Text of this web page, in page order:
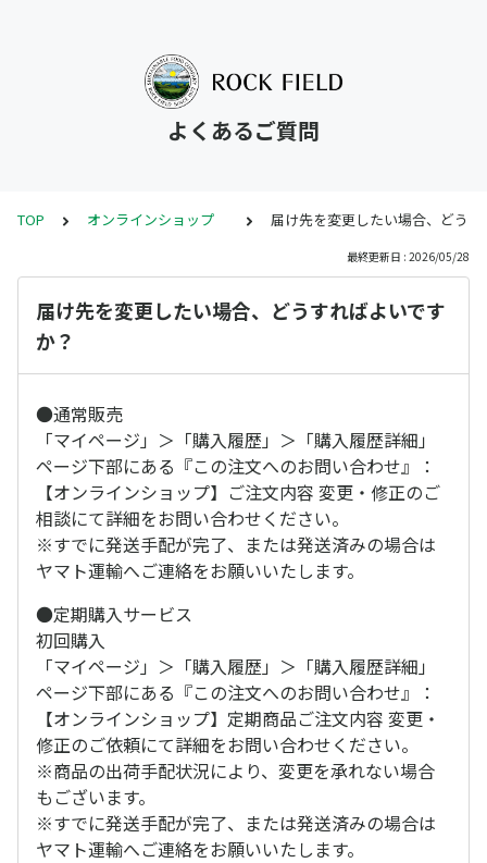
よくあるご質問
TOP オンラインショップ 届け先を変更したい場合、どう
最終更新日 : 2026/05/28
届け先を変更したい場合、どうすればよいです
か？
●通常販売
「マイページ」＞「購入履歴」＞「購入履歴詳細」
ページ下部にある『この注文へのお問い合わせ』：
【オンラインショップ】ご注文内容 変更・修正のご
相談にて詳細をお問い合わせください。
※すでに発送手配が完了、または発送済みの場合は
ヤマト運輸へご連絡をお願いいたします。
●定期購入サービス
初回購入
「マイページ」＞「購入履歴」＞「購入履歴詳細」
ページ下部にある『この注文へのお問い合わせ』：
【オンラインショップ】定期商品ご注文内容 変更・
修正のご依頼にて詳細をお問い合わせください。
※商品の出荷手配状況により、変更を承れない場合
もございます。
※すでに発送手配が完了、または発送済みの場合は
ヤマト運輸へご連絡をお願いいたします。